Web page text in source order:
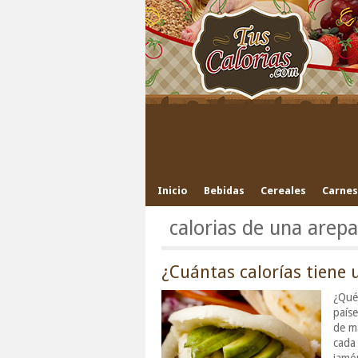
Inicio Bebidas Cereales Carnes
calorias de una arepa
¿Cuántas calorías tiene
de